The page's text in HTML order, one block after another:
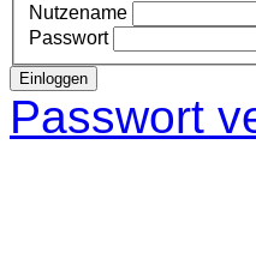
Nutzename
Passwort
Einloggen
Passwort